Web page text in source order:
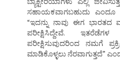
ಸಹಾಯಕವಾಗಬಹುದು ಎಂದೂ
“ಇದನ್ನು ನಾವು ಈಗ ಭಾರತದ
ಪರೀಕ್ಷಿಸಿದ್ದೇವೆ.
ಪರೀಕ್ಷಿಸುವುದರಿಂದ ನಮಗೆ
ಮಾಡಿಕೊಳ್ಳಲು ನೆರವಾಗುತ್ತದೆ”